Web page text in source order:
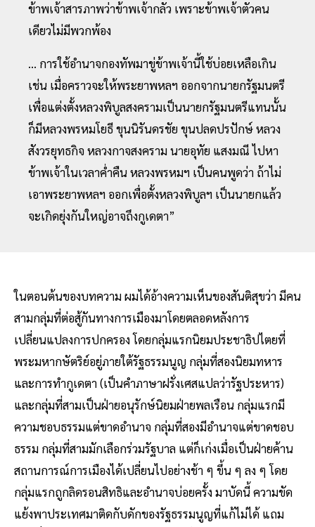
ข้าพเจ้าสารภาพว่าข้าพเจ้ากลัว เพราะข้าพเจ้าตัวคน
เดียวไม่มีพวกพ้อง
... การใช้อำนาจกองทัพมาขู่ข้าพเจ้านี้ใช้บ่อยเหลือเกิน
เช่น เมื่อคราวจะให้พระยาพหลฯ ออกจากนายกรัฐมนตรี
เพื่อแต่งตั้งหลวงพิบูลสงครามเป็นนายกรัฐมนตรีแทนนั้น
ก็มีหลวงพรหมโยธี ขุนนิรันดรชัย ขุนปลดปรปักษ์ หลวง
สังวรยุทธกิจ หลวงกาจสงคราม นายอุทัย แสงมณี ไปหา
ข้าพเจ้าในเวลาค่ำคืน หลวงพรหมฯ เป็นคนพูดว่า ถ้าไม่
เอาพระยาพหลฯ ออกเพื่อตั้งหลวงพิบูลฯ เป็นนายกแล้ว
จะเกิดยุ่งกันใหญ่อาจถึงกูเดตา”
ในตอนต้นของบทความ ผมได้อ้างความเห็นของสันติสุขว่า มีคน
สามกลุ่มที่ต่อสู้กันทางการเมืองมาโดยตลอดหลังการ
เปลี่ยนแปลงการปกครอง โดยกลุ่มแรกนิยมประชาธิปไตยที่
พระมหากษัตริย์อยู่ภายใต้รัฐธรรมนูญ กลุ่มที่สองนิยมทหาร
และการทำกูเดตา (เป็นคำภาษาฝรั่งเศสแปลว่ารัฐประหาร)
และกลุ่มที่สามเป็นฝ่ายอนุรักษ์นิยมฝ่ายพลเรือน กลุ่มแรกมี
ความชอบธรรมแต่ขาดอำนาจ กลุ่มที่สองมีอำนาจแต่ขาดชอบ
ธรรม กลุ่มที่สามมักเลือกร่วมรัฐบาล แต่ก็เก่งเมื่อเป็นฝ่ายค้าน
สถานการณ์การเมืองได้เปลี่ยนไปอย่างช้า ๆ ขึ้น ๆ ลง ๆ โดย
กลุ่มแรกถูกลิดรอนสิทธิและอำนาจบ่อยครั้ง มาบัดนี้ ความขัด
แย้งพาประเทศมาติดกับดักของรัฐธรรมนูญที่แก้ไม่ได้ แถม